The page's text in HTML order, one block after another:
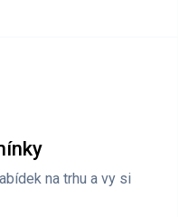
na trhu a vy si